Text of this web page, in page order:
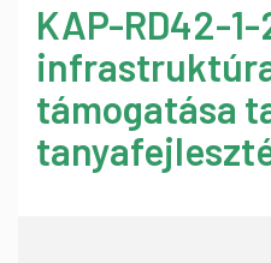
KAP-RD42-
támogatása